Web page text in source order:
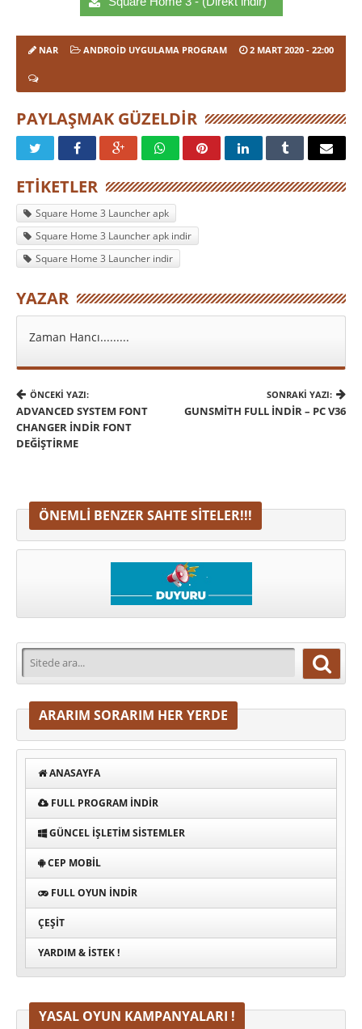
NAR ANDROID UYGULAMA PROGRAM 2 MART 2020 - 22:00
PAYLAŞMAK GÜZELDIR
ETIKETLER
Square Home 3 Launcher apk
Square Home 3 Launcher apk indir
Square Home 3 Launcher indir
YAZAR
Zaman Hancı.........
ÖNCEKI YAZI:
ADVANCED SYSTEM FONT
CHANGER İNDIR FONT
DEĞIŞTIRME
SONRAKI YAZI:
GUNSMITH FULL İNDIR – PC V36
ÖNEMLI BENZER SAHTE SITELER!!!
ARARIM SORARIM HER YERDE
ANASAYFA
FULL PROGRAM INDIR
GÜNCEL İŞLETIM SISTEMLER
CEP MOBIL
FULL OYUN İNDIR
ÇEŞIT
YARDIM & İSTEK !
YASAL OYUN KAMPANYALARI !